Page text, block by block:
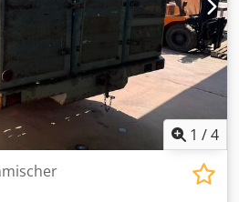
möglich. Standort:
1 /4